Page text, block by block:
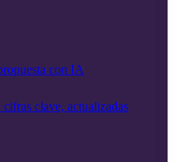
con IA
cifras clave, actualizadas